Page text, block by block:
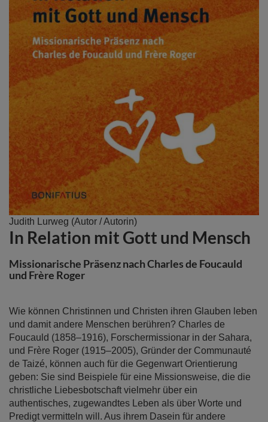
Judith Lurweg (Autor / Autorin)
In Relation mit Gott und Mensch
Missionarische Präsenz nach Charles de Foucauld
und Frère Roger
Wie können Christinnen und Christen ihren Glauben leben
und damit andere Menschen berühren? Charles de
Foucauld (1858–1916), Forschermissionar in der Sahara,
und Frère Roger (1915–2005), Gründer der Communauté
de Taizé, können auch für die Gegenwart Orientierung
geben: Sie sind Beispiele für eine Missionsweise, die die
christliche Liebesbotschaft vielmehr über ein
authentisches, zugewandtes Leben als über Worte und
Predigt vermitteln will. Aus ihrem Dasein für andere
Zum
Anfang
der
Bildergalerie
springen